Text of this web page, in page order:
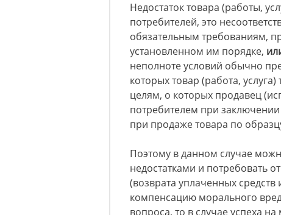
Недостаток товара (работы,
потребителей, это
обязательным требованиям,
установленном им порядке,
неполноте условий обычно
которых товар (работа,
целям, о которых продавец
потребителем при
при продаже товара по
Поэтому в данном случае
недостатками и потребовать
(возврата уплаченных
компенсацию морального
вопроса, то в случае успеха